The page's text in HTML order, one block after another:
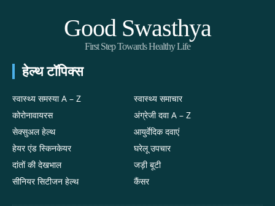
Good Swasthya
First Step Towards Healthy Life
हेल्थ टॉपिक्स
स्वास्थ्य समस्या A – Z
कोरोनावायरस
सेक्सुअल हेल्थ
हेयर एंड स्किनकेयर
दांतों की देखभाल
सीनियर सिटीजन हेल्थ
स्वास्थ्य समाचार
अंग्रेजी दवा A – Z
आयुर्वेदिक दवाएं
घरेलू उपचार
जड़ी बूटी
कैंसर